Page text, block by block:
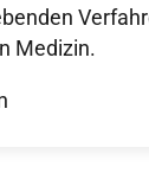
Medizin.